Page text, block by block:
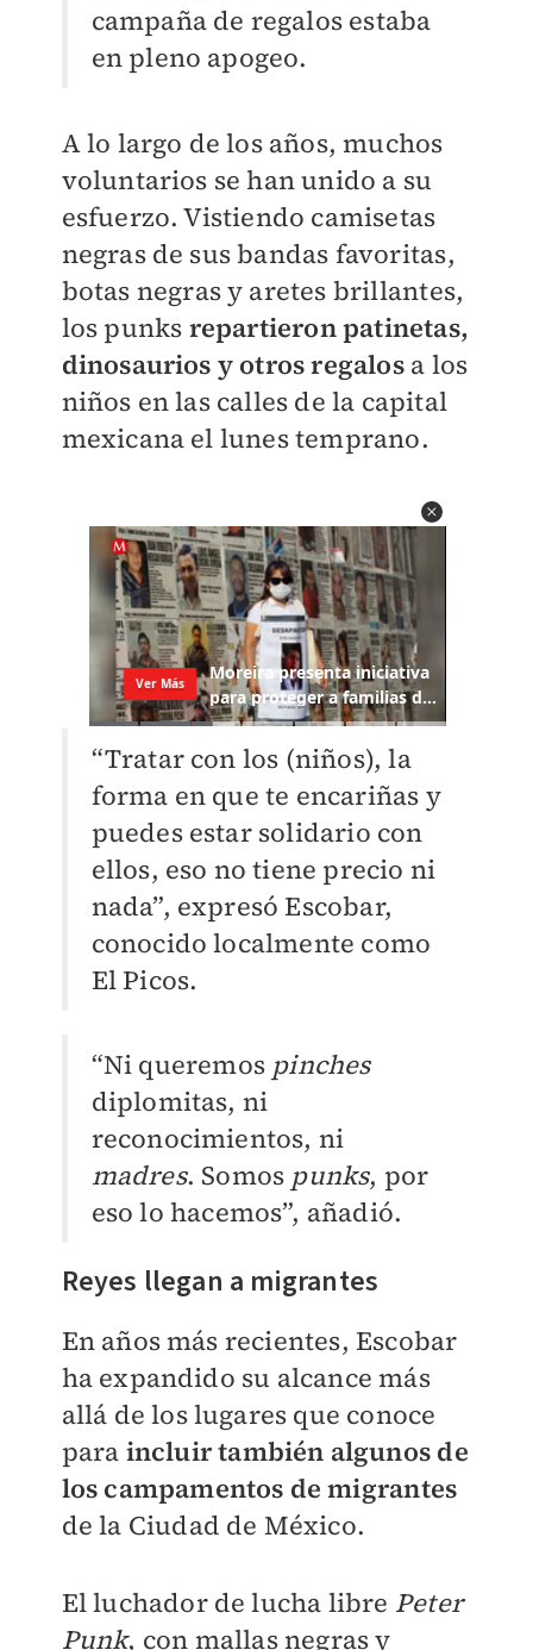
campaña de regalos estaba
en pleno apogeo.
A lo largo de los años, muchos
voluntarios se han unido a su
esfuerzo. Vistiendo camisetas
negras de sus bandas favoritas,
botas negras y aretes brillantes,
los punks repartieron patinetas,
dinosaurios y otros regalos a los
niños en las calles de la capital
mexicana el lunes temprano.
“Tratar con los (niños), la
forma en que te encariñas y
puedes estar solidario con
ellos, eso no tiene precio ni
nada”, expresó Escobar,
conocido localmente como
El Picos.
“Ni queremos pinches
diplomitas, ni
reconocimientos, ni
madres. Somos punks, por
eso lo hacemos”, añadió.
Reyes llegan a migrantes
En años más recientes, Escobar
ha expandido su alcance más
allá de los lugares que conoce
para incluir también algunos de
los campamentos de migrantes
de la Ciudad de México.
El luchador de lucha libre Peter
Punk, con mallas negras y